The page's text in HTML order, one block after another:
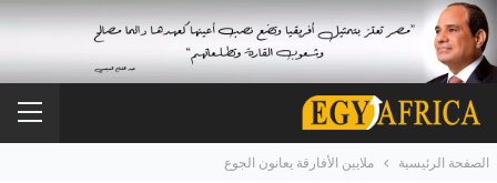
الصفحة الرئيسية ملايين الأفارقة يعانون الجوع